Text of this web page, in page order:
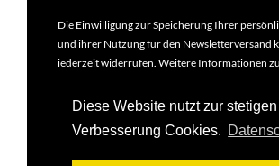
Diese Website nutzt zur stetigen
Verbesserung Cookies.
Die Einwilligung zur Speicherung Ihrer
und ihrer Nutzung für den Newsletterversand
jederzeit widerrufen. Weitere Informationen
Datenschutzbestimmungen